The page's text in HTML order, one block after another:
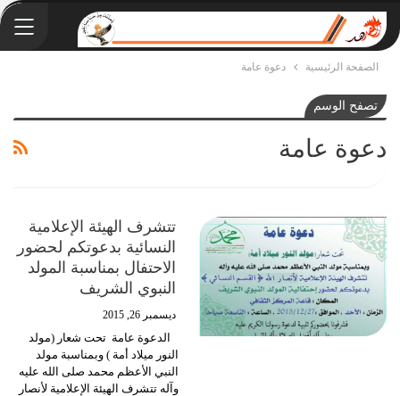
الصفحة الرئيسية دعوة عامة
تصفح الوسم
دعوة عامة
تتشرف الهيئة الإعلامية
النسائية بدعوتكم لحضور
الاحتفال بمناسبة المولد
النبوي الشريف
ديسمبر 26, 2015
الدعوة عامة تحت شعار (مولد
النور ميلاد أمة ) وبمناسبة مولد
النبي الأعظم محمد صلى الله عليه
وآله تتشرف الهيئة الإعلامية لأنصار